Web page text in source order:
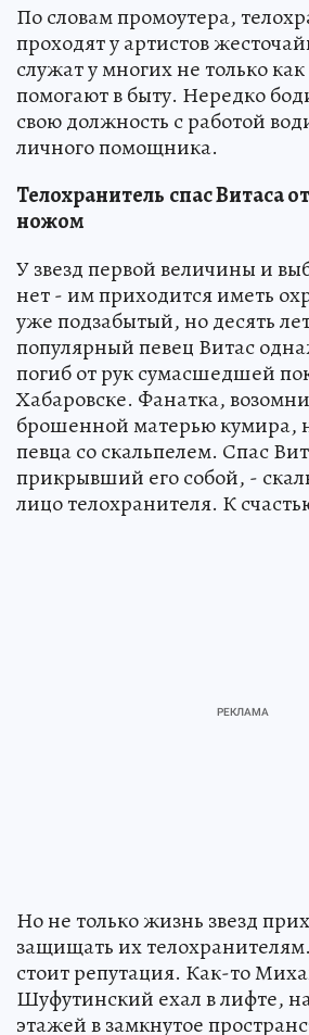
По словам промоутера,
проходят у артистов
служат у многих не только
помогают в быту. Нередко
свою должность с работой
личного помощника.
Телохранитель спас Витаса
ножом
У звезд первой величины и
нет - им приходится иметь
уже подзабытый, но десять
популярный певец Витас
погиб от рук сумасшедшей
Хабаровске. Фанатка,
брошенной матерью кумира,
певца со скальпелем. Спас
прикрывший его собой, -
лицо телохранителя. К
Но не только жизнь звезд
защищать их
стоит репутация. Как-то
Шуфутинский ехал в лифте,
этажей в замкнутое